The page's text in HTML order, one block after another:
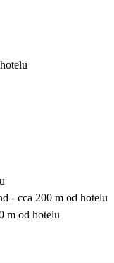
- cca 200 m od hotelu
m od hotelu